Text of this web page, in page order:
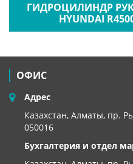
ГИДРОЦИЛИНДР
HYUNDAI
ОФИС
Адрес
Казахстан, Алматы, пр.
050016
Бухгалтерия и отдел